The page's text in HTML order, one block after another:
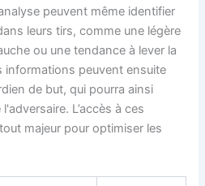
peuvent même identifier
leurs tirs, comme une légère
ou une tendance à lever la
informations peuvent ensuite
de but, qui pourra ainsi
L’accès à ces
majeur pour optimiser les